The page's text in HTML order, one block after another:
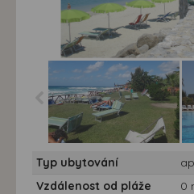
autobus - Apartmány
Athragon
Typ ubytování
Vzdálenost od pláže
0